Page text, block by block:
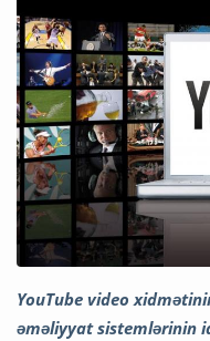
YouTube video
əməliyyat sistemlərinin